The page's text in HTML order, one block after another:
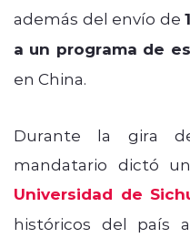
además del envío de
a un programa de
en China.
Durante la gira
mandatario dictó
Universidad de
históricos del país